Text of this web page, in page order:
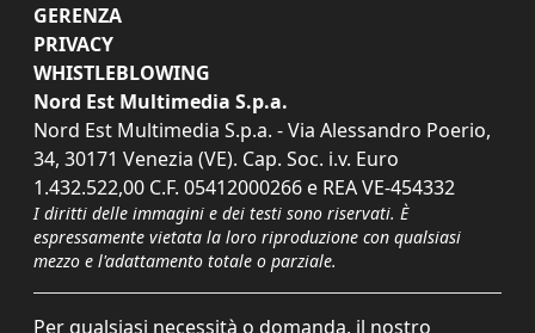
GERENZA
PRIVACY
WHISTLEBLOWING
Nord Est Multimedia S.p.a.
Nord Est Multimedia S.p.a. - Via Alessandro Poerio,
34, 30171 Venezia (VE). Cap. Soc. i.v. Euro
1.432.522,00 C.F. 05412000266 e REA VE-454332
I diritti delle immagini e dei testi sono riservati. È
espressamente vietata la loro riproduzione con qualsiasi
mezzo e l'adattamento totale o parziale.
Per qualsiasi necessità o domanda, il nostro